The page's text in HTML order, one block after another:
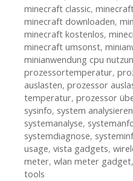
minecraft classic,
minecraft downloaden,
minecraft kostenlos,
minecraft umsonst,
minianwendung cpu
prozessortemperatur,
auslasten, prozessor
temperatur, prozessor
sysinfo, system analysieren
systemanalyse,
systemdiagnose,
usage, vista gadgets,
meter, wlan meter gadget,
tools